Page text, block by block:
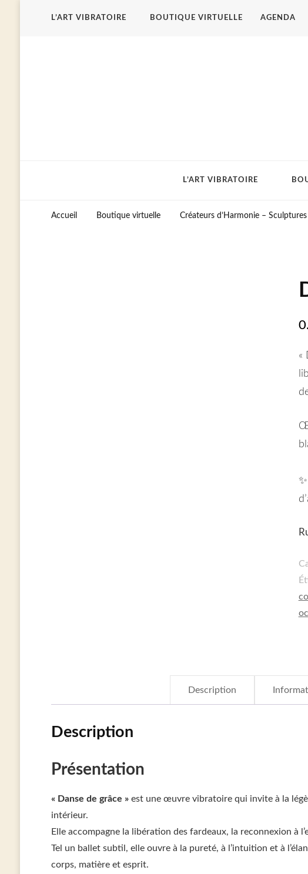
L’ART VIBRATOIRE BOUTIQUE VIRTUELLE AGENDA
L’ART VIBRATOIRE
Accueil Boutique virtuelle Créateurs d’Harmonie –
«
Description
Description
Présentation
« Danse de grâce »est une œuvre vibratoire qui invite à la
intérieur.
Elle accompagne la libération des fardeaux, la reconnexion à
Tel un ballet subtil, elle ouvre à la pureté, à l’intuition et à
corps, matière et esprit.